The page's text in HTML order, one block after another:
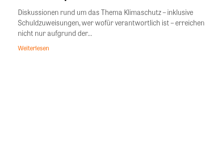
Diskussionen rund um das Thema Klimaschutz – inklusive
Schuldzuweisungen, wer wofür verantwortlich ist – erreichen
nicht nur aufgrund der...
Weiterlesen